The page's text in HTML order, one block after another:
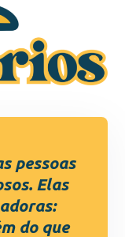
pessoas
Elas
do que